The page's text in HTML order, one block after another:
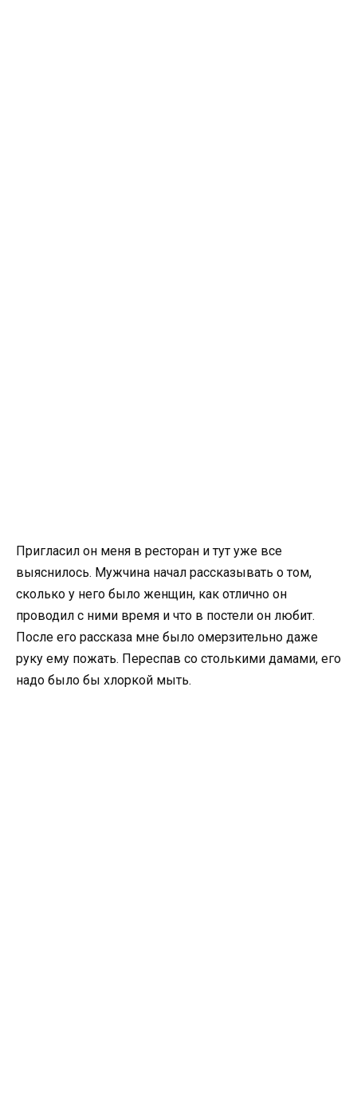
Пригласил он меня в ресторан и тут уже все
выяснилось. Мужчина начал рассказывать о том,
сколько у него было женщин, как отлично он
проводил с ними время и что в постели он любит.
После его рассказа мне было омерзительно даже
руку ему пожать. Переспав со столькими дамами, его
надо было бы хлоркой мыть.